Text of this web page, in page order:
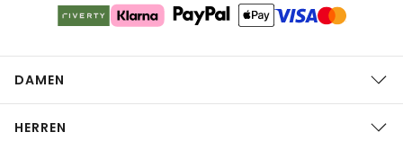
DAMEN
HERREN